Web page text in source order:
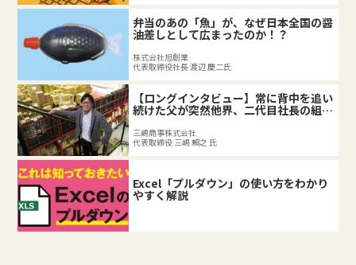
弁当のあの「魚」が、なぜ日本全国の醤
油差しとして広まったのか！？
株式会社旭創業
代表取締役社長 渡辺 慶二氏
【ロングインタビュー】常に背中を追い
続けた父が突然他界、二代目社長の組織
三嶋商事株式会社
代表取締役 三嶋 賴之 氏
Excel「プルダウン」の使い方をわかり
やすく解説